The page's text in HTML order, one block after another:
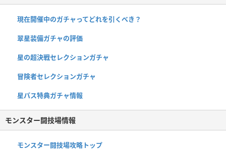
現在開催中のガチャってどれを引くべき？
翠星装備ガチャの評価
星の超決戦セレクションガチャ
冒険者セレクションガチャ
星パス特典ガチャ情報
モンスター闘技場情報
モンスター闘技場攻略トップ